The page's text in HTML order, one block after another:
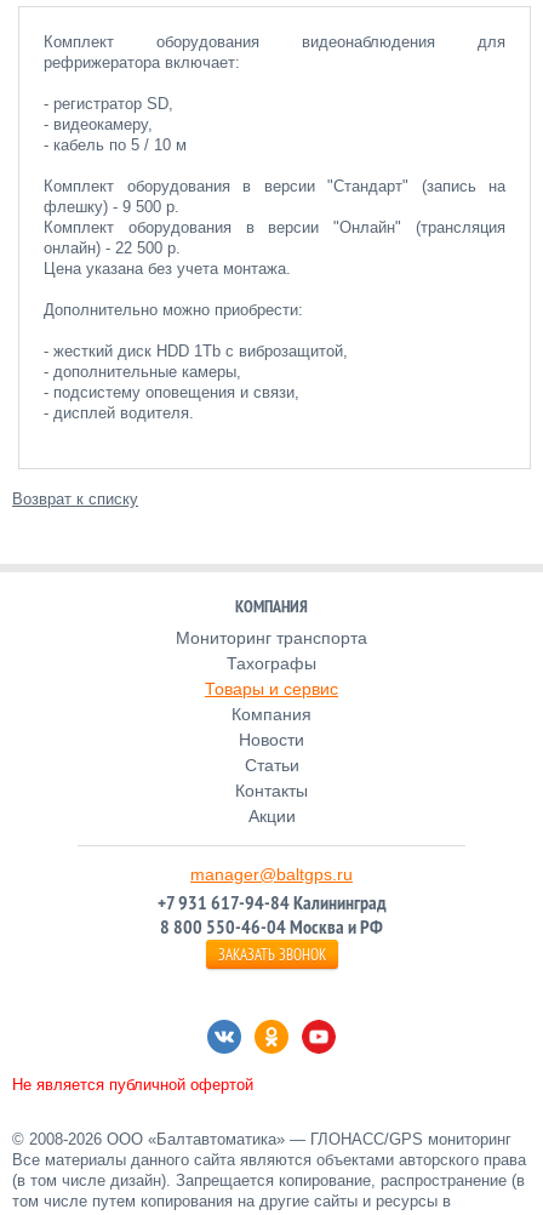
Комплект оборудования видеонаблюдения для
рефрижератора включает:
- регистратор SD,
- видеокамеру,
- кабель по 5 / 10 м
Комплект оборудования в версии "Стандарт" (запись на
флешку) - 9 500 р.
Комплект оборудования в версии "Онлайн" (трансляция
онлайн) - 22 500 р.
Цена указана без учета монтажа.
Дополнительно можно приобрести:
- жесткий диск HDD 1Tb с виброзащитой,
- дополнительные камеры,
- подсистему оповещения и связи,
- дисплей водителя.
Возврат к списку
КОМПАНИЯ
Мониторинг транспорта
Тахографы
Товары и сервис
Компания
Новости
Статьи
Контакты
Акции
manager@baltgps.ru
+7 931 617-94-84 Калининград
8 800 550-46-04 Москва и РФ
ЗАКАЗАТЬ ЗВОНОК
Не является публичной офертой
© 2008-2026 ООО «Балтавтоматика» — ГЛОНАСС/GPS мониторинг
Все материалы данного сайта являются объектами авторского права
(в том числе дизайн). Запрещается копирование, распространение (в
том числе путем копирования на другие сайты и ресурсы в